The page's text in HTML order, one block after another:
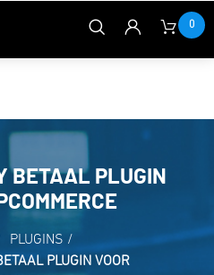
0
BETAAL PLUGIN
PLUGINS /
PLUGIN VOOR